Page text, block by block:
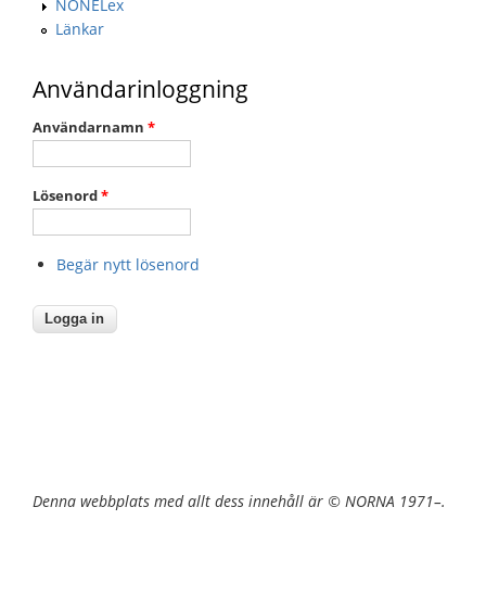
NONELex
Länkar
Användarinloggning
Användarnamn *
Lösenord*
Begär nytt lösenord
Denna webbplats med allt dess innehåll är © NORNA 1971–.